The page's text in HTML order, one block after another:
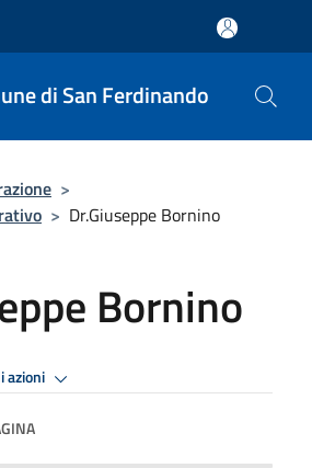
di San Ferdinando
>
> Dr.Giuseppe Bornino
Bornino
azioni